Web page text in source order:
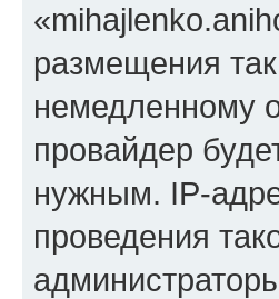
размещения
немедленному
провайдер
нужным. IP-
проведения